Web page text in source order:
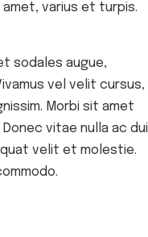
amet, varius et turpis.
sodales augue,
vel velit cursus,
Morbi sit amet
vitae nulla ac dui
velit et molestie.